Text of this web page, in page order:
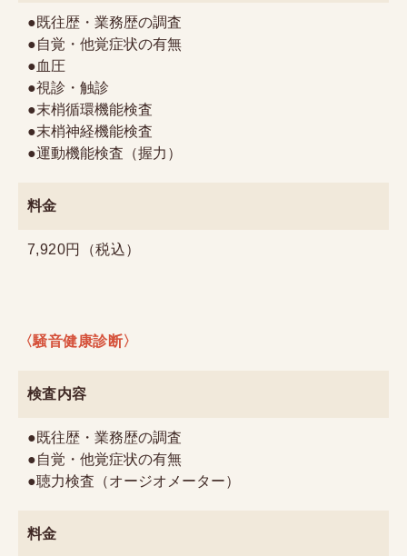
●既往歴・業務歴の調査
●自覚・他覚症状の有無
●血圧
●視診・触診
●末梢循環機能検査
●末梢神経機能検査
●運動機能検査（握力）
料金
7,920円（税込）
〈騒音健康診断〉
検査内容
●既往歴・業務歴の調査
●自覚・他覚症状の有無
●聴力検査（オージオメーター）
料金